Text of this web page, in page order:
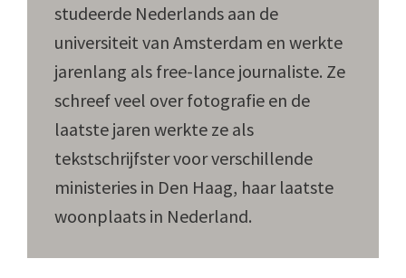
studeerde Nederlands aan de
universiteit van Amsterdam en werkte
jarenlang als free-lance journaliste. Ze
schreef veel over fotografie en de
laatste jaren werkte ze als
tekstschrijfster voor verschillende
ministeries in Den Haag, haar laatste
woonplaats in Nederland.